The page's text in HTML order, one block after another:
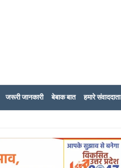
जरूरी जानकारी बेबाक बात हमारे संवाददाता